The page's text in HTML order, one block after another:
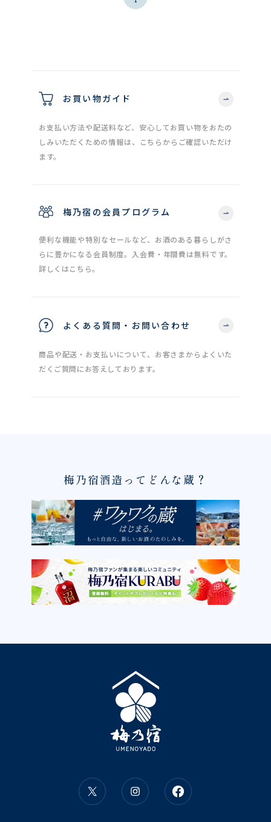
お買い物ガイド
お支払い方法や配送料など、安心してお買い物をおたの
しみいただくための情報は、こちらからご確認いただけ
ます。
梅乃宿の会員プログラム
便利な機能や特別なセールなど、お酒のある暮らしがさ
らに豊かになる会員制度。入会費・年間費は無料です。
詳しくはこちら。
よくある質問・お問い合わせ
商品や配送・お支払いについて、お客さまからよくいた
だくご質問にお答えしております。
梅乃宿酒造ってどんな蔵？